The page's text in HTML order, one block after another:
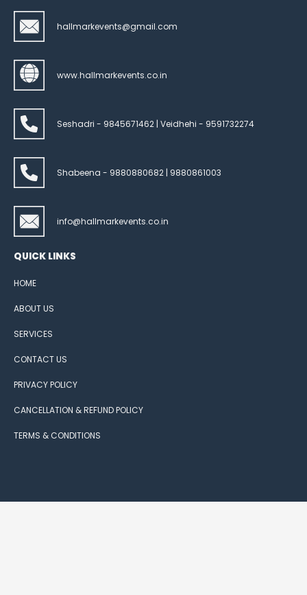
hallmarkevents@gmail.com
www.hallmarkevents.co.in
Seshadri - 9845671462 | Veidhehi - 9591732274
Shabeena - 9880880682 | 9880861003
info@hallmarkevents.co.in
QUICK LINKS
HOME
ABOUT US
SERVICES
CONTACT US
PRIVACY POLICY
CANCELLATION & REFUND POLICY
TERMS & CONDITIONS